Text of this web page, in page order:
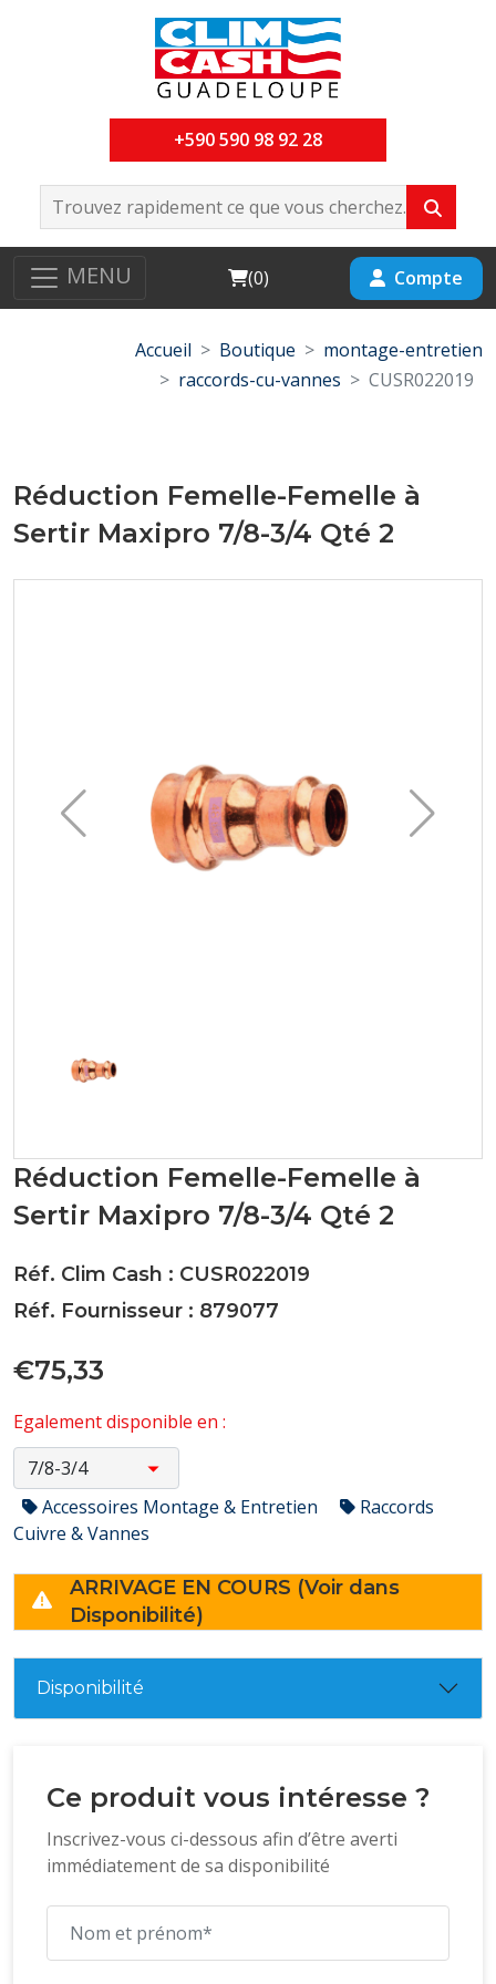
+590 590 98 92 28
MENU Cart
(0) Compte
Accueil Boutique
montage-entretien
raccords-cu-vannes
CUSR022019
Réduction Femelle-Femelle à
Sertir Maxipro 7/8-3/4 Qté 2
Réduction Femelle-Femelle à
Sertir Maxipro 7/8-3/4 Qté 2
Réf. Clim Cash : CUSR022019
Réf. Fournisseur : 879077
€75,33
Egalement disponible en :
Accessoires Montage & Entretien
Raccords
Cuivre & Vannes
ARRIVAGE EN COURS (Voir dans
Disponibilité)
Disponibilité
Ce produit vous intéresse ?
Inscrivez-vous ci-dessous afin d’être averti
immédiatement de sa disponibilité